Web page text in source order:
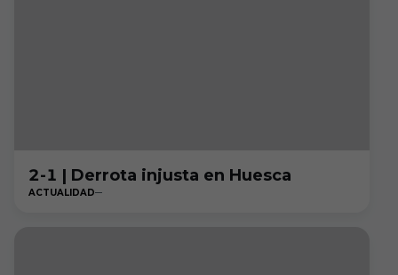
2-1 | Derrota injusta en Huesca
ACTUALIDAD